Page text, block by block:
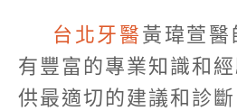
台北牙醫 黃瑋萱醫
有豐富的專業知識和
供最適切的建議和診